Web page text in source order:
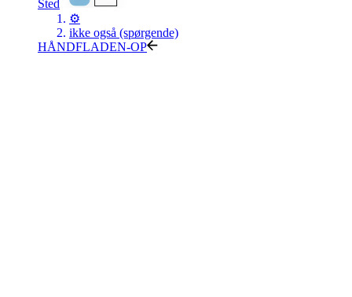
Sted
⚙
ikke også (spørgende)
HÅNDFLADEN-OP